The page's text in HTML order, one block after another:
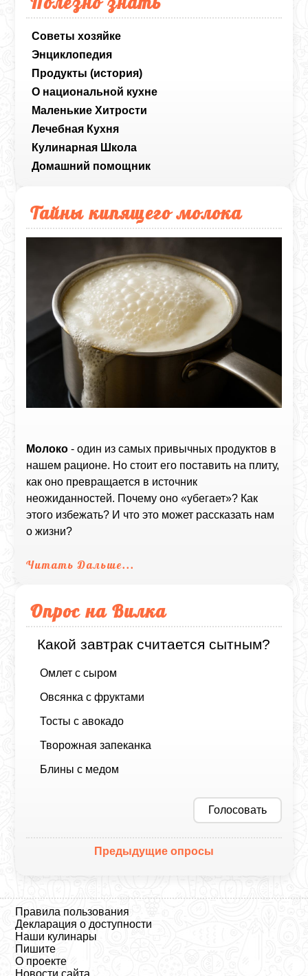
Советы хозяйке
Энциклопедия
Продукты (история)
О национальной кухне
Маленькие Хитрости
Лечебная Кухня
Кулинарная Школа
Домашний помощник
Тайны кипящего молока
Молоко - один из самых привычных продуктов в
нашем рационе. Но стоит его поставить на плиту,
как оно превращается в источник
неожиданностей. Почему оно «убегает»? Как
этого избежать? И что это может рассказать нам
о жизни?
Читать Дальше...
Опрос на Вилка
Какой завтрак считается сытным?
Омлет с сыром
Овсянка с фруктами
Тосты с авокадо
Творожная запеканка
Блины с медом
Голосовать
Предыдущие опросы
Правила пользования
Декларация о доступности
Наши кулинары
Пишите
О проекте